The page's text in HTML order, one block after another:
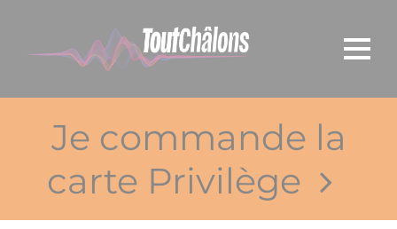
Je commande la
carte Privilège